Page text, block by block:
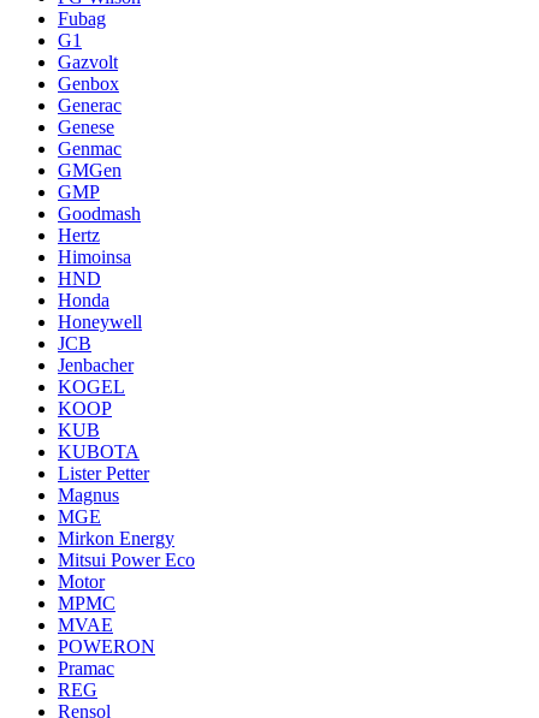
Fubag
G1
Gazvolt
Genbox
Generac
Genese
Genmac
GMGen
GMP
Goodmash
Hertz
Himoinsa
HND
Honda
Honeywell
JCB
Jenbacher
KOGEL
KOOP
KUB
KUBOTA
Lister Petter
Magnus
MGE
Mirkon Energy
Mitsui Power Eco
Motor
MPMC
MVAE
POWERON
Pramac
REG
Rensol